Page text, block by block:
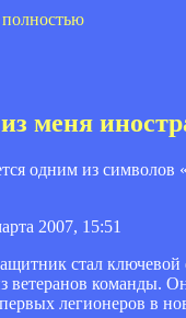
полностью
меня
одним из символов
2007, 15:51
стал
команды.
первых легионеров в